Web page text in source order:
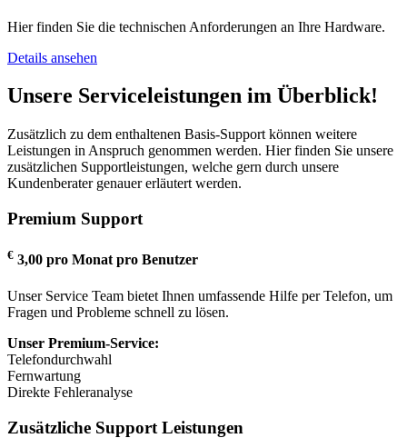
Hier finden Sie die technischen Anforderungen an Ihre Hardware.
Details ansehen
Unsere Serviceleistungen im Überblick!
Zusätzlich zu dem enthaltenen Basis-Support können weitere
Leistungen in Anspruch genommen werden. Hier finden Sie unsere
zusätzlichen Supportleistungen, welche gern durch unsere
Kundenberater genauer erläutert werden.
Premium Support
€ 3,00 pro Monat pro Benutzer
Unser Service Team bietet Ihnen umfassende Hilfe per Telefon, um
Fragen und Probleme schnell zu lösen.
Unser Premium-Service:
Telefondurchwahl
Fernwartung
Direkte Fehleranalyse
Zusätzliche Support Leistungen